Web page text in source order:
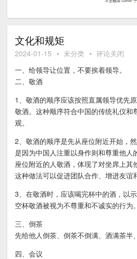
文化和规矩
2024-01-15 • 未分类 • 评论关闭
一、给领导让位置，不要挨着领导。
二、敬酒
1、敬酒的顺序应该按照直属领导优先
敬酒。这种顺序符合中国的传统礼仪和
观。
2、敬酒的顺序是先从座位附近开始，
是因为中国人注重以身作则和尊重他人
座位附近的人敬酒，体现了对坐席上其
这种做法可以促进团队合作、增进友谊
3、在敬酒时，应该喝完杯中的酒，以示
空杯敬酒被视为不尊重和不诚实的行为。
三、倒茶
先给他人倒茶、倒茶不倒满、酒满茶半、
四、会议